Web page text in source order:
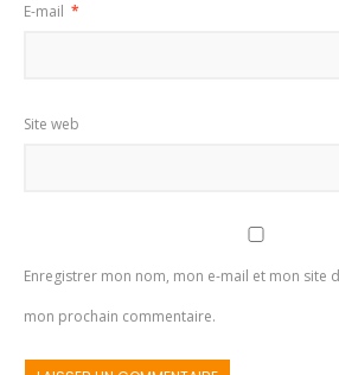
E-mail *
Site web
Enregistrer mon nom, mon e-mail et mon site
mon prochain commentaire.